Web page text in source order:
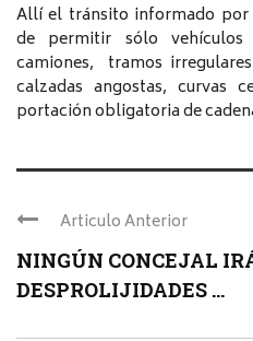
Allí el tránsito informado por
de permitir sólo
camiones, tramos
calzadas angostas, curvas
portación obligatoria de
Articulo Anterior
NINGÚN CONCEJAL
DESPROLIJIDADES ...